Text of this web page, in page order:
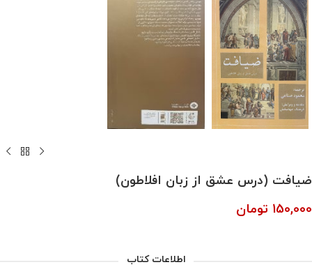
ضیافت (درس عشق از زبان افلاطون)
150,000 تومان
اطلاعات کتاب